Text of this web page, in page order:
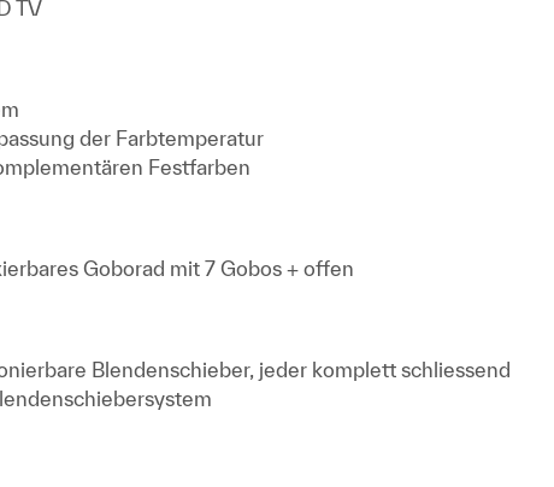
TV
der Farbtemperatur
Festfarben
Goborad mit 7 Gobos + offen
Blendenschieber, jeder komplett schliessend